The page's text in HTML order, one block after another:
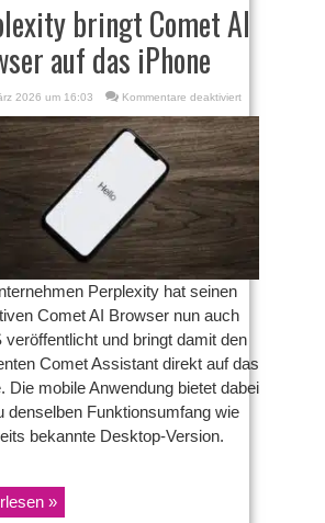
bringt Comet AI
auf das iPhone
2026 um 16:03 Kommentare deaktiviertfür
bringt
Comet
Browser
Perplexity hat seinen
Comet AI Browser nun auch
veröffentlicht und bringt damit den
Comet Assistant direkt auf das
Die mobile Anwendung bietet dabei
denselben Funktionsumfang wie
bekannte Desktop-Version.
»